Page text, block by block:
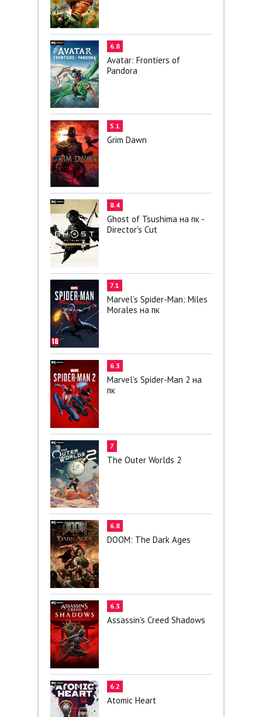
6.8
Avatar: Frontiers of
Pandora
5.1
Grim Dawn
8.4
Ghost of Tsushima на пк -
Director's Cut
7.1
Marvel’s Spider-Man: Miles
Morales на пк
6.3
Marvel’s Spider-Man 2 на
пк
7
The Outer Worlds 2
6.8
DOOM: The Dark Ages
6.3
Assassin's Creed Shadows
6.2
Atomic Heart